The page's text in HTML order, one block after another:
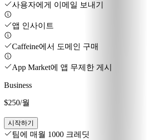
사용자에게 이메일 보내기
앱 인사이트
Caffeine에서 도메인 구매
App Market에 앱 무제한 게시
Business
$250/월
시작하기
팀에 매월 1000 크레딧